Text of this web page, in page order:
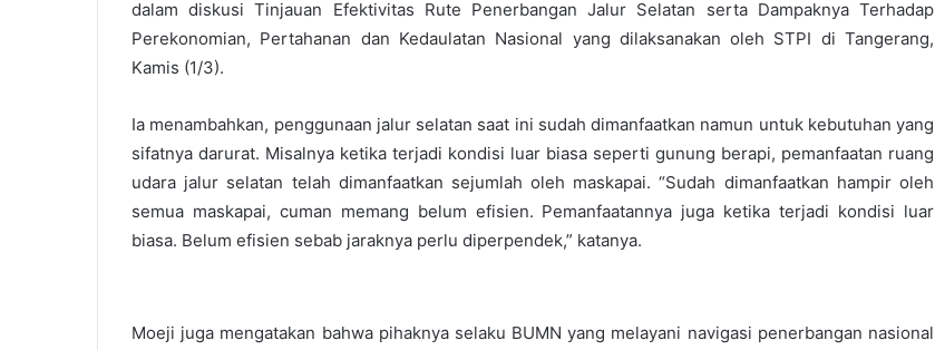
dalam diskusi Tinjauan Efektivitas Rute Penerbangan Jalur Selatan serta Dampaknya Terhadap
Perekonomian, Pertahanan dan Kedaulatan Nasional yang dilaksanakan oleh STPI di Tangerang,
Kamis (1/3).
Ia menambahkan, penggunaan jalur selatan saat ini sudah dimanfaatkan namun untuk kebutuhan yang
sifatnya darurat. Misalnya ketika terjadi kondisi luar biasa seperti gunung berapi, pemanfaatan ruang
udara jalur selatan telah dimanfaatkan sejumlah oleh maskapai. “Sudah dimanfaatkan hampir oleh
semua maskapai, cuman memang belum efisien. Pemanfaatannya juga ketika terjadi kondisi luar
biasa. Belum efisien sebab jaraknya perlu diperpendek,” katanya.
Moeji juga mengatakan bahwa pihaknya selaku BUMN yang melayani navigasi penerbangan nasional